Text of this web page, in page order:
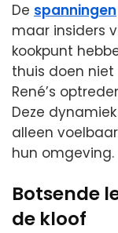
De spanningen
maar insiders
kookpunt
thuis doen
René’s
Deze
alleen
hun omgeving.
Botsende
de kloof